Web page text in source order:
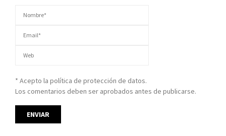
* Acepto la política de protección de datos.
Los comentarios deben ser aprobados antes de publicarse.